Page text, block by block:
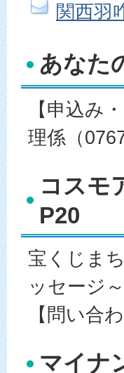
関西羽
あなた
【申込み
理係（
コスモ
P20
宝くじま
ッセージ～
【問い合
マイナ